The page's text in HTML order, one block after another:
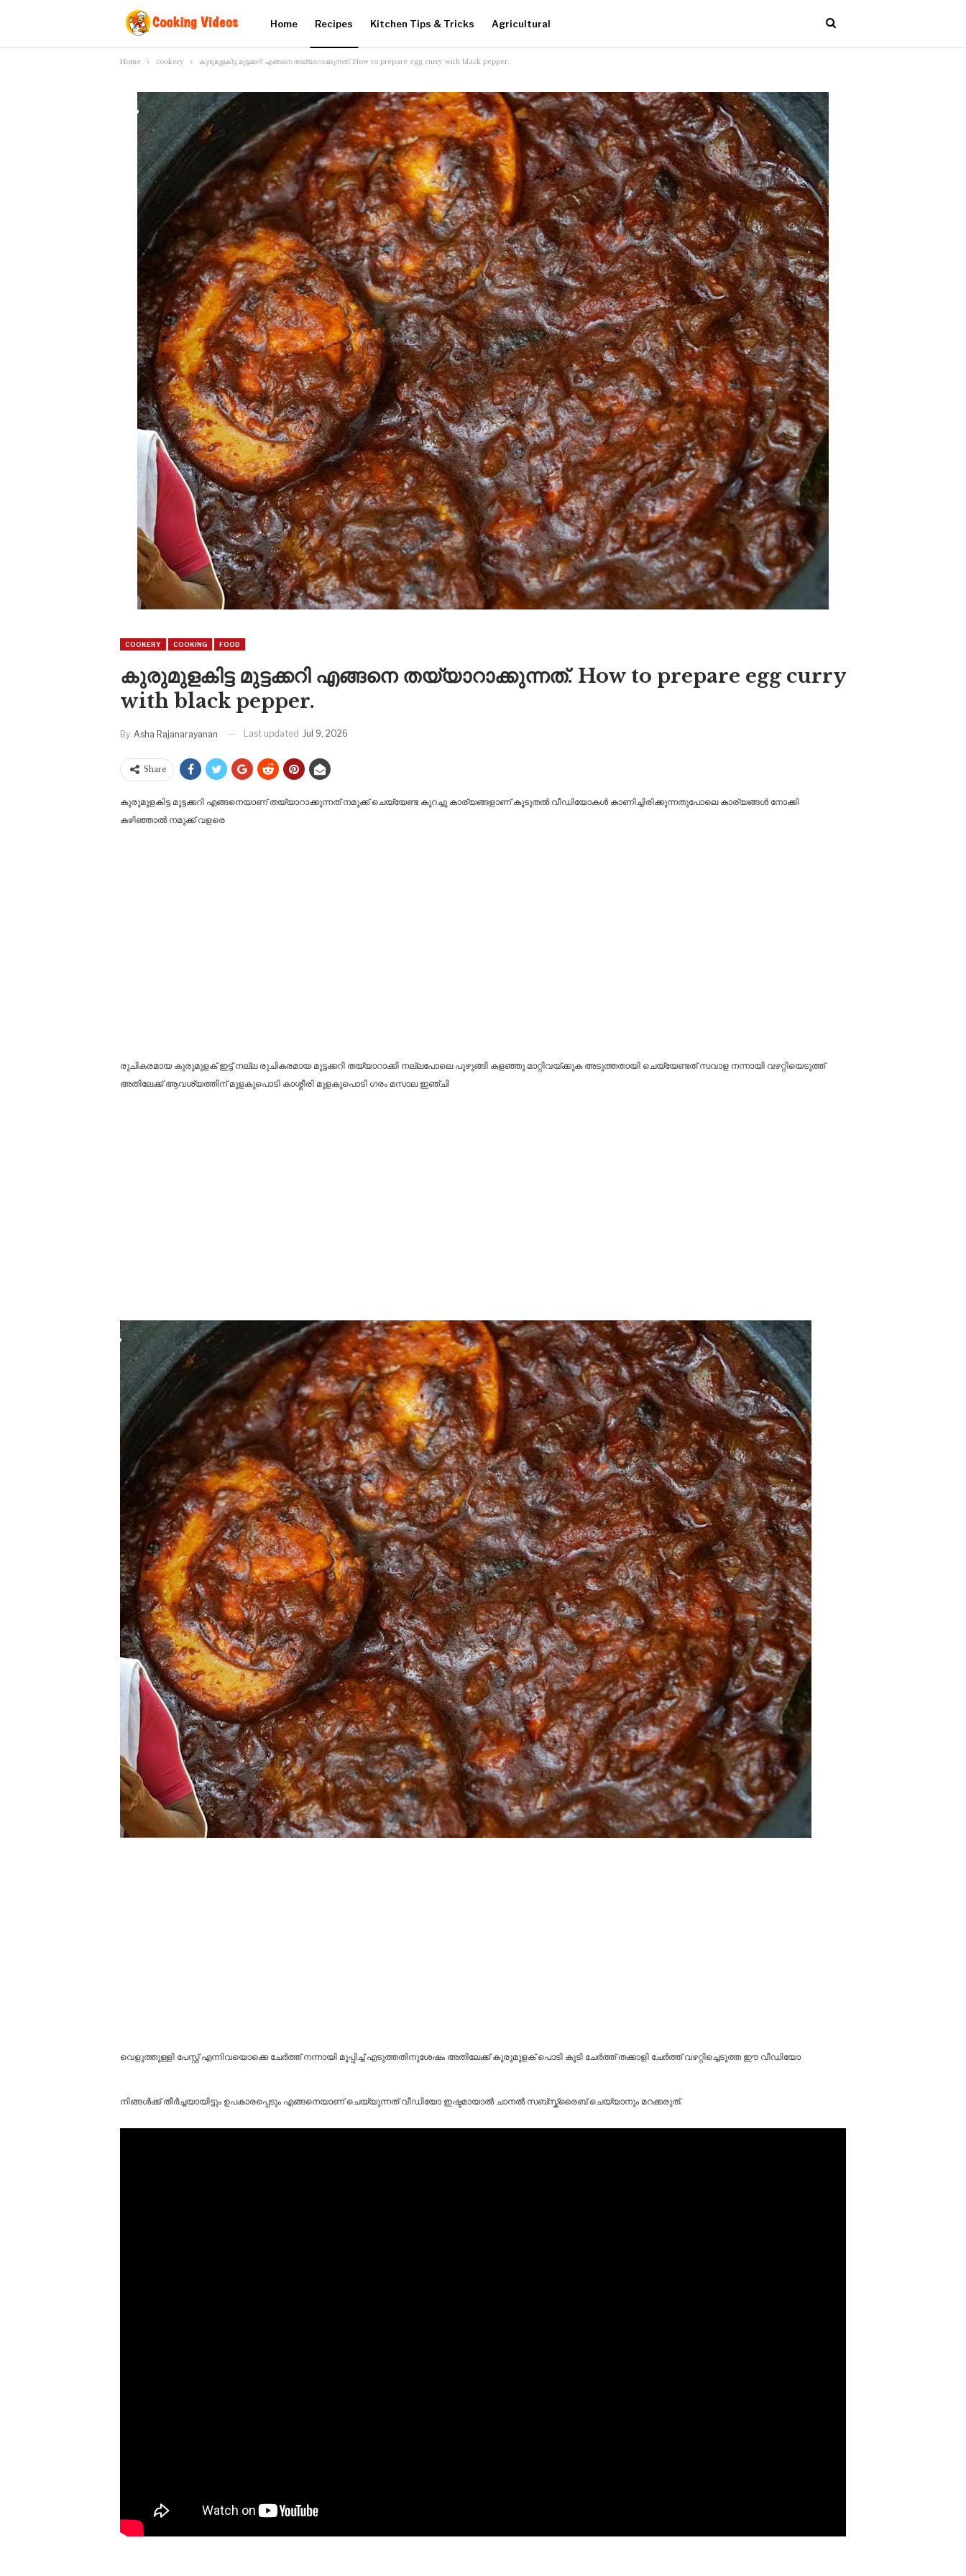
Home Recipes Kitchen Tips & Tricks Agricultural
Home cookery കുരുമുളകിട്ട മുട്ടക്കറി എങ്ങനെ തയ്യാറാക്കുന്നത്. How to prepare egg curry with black pepper.
COOKERY COOKING FOOD
കുരുമുളകിട്ട മുട്ടക്കറി എങ്ങനെ തയ്യാറാക്കുന്നത്. How to prepare egg curry
with black pepper.
By Asha Rajanarayanan Last updated Jul 9, 2026
Share
കുരുമുളകിട്ട മുട്ടക്കറി എങ്ങനെയാണ് തയ്യാറാക്കുന്നത് നമുക്ക് ചെയ്യേണ്ട കുറച്ചു കാര്യങ്ങളാണ് കൂടുതൽ വീഡിയോകൾ കാണിച്ചിരിക്കുന്നതുപോലെ കാര്യങ്ങൾ നോക്കി
കഴിഞ്ഞാൽ നമുക്ക് വളരെ
രുചികരമായ കുരുമുളക് ഇട്ട് നല്ല രുചികരമായ മുട്ടക്കറി തയ്യാറാക്കി നല്ലപോലെ പുഴുങ്ങി കളഞ്ഞു മാറ്റിവയ്ക്കുക അടുത്തതായി ചെയ്യേണ്ടത് സവാള നന്നായി വഴറ്റിയെടുത്ത്
അതിലേക്ക് ആവശ്യത്തിന് മുളകുപൊടി കാശ്മീരി മുളകുപൊടി ഗരം മസാല ഇഞ്ചി
വെളുത്തുള്ളി പേസ്റ്റ് എന്നിവയൊക്കെ ചേർത്ത് നന്നായി മൂപ്പിച്ച് എടുത്തതിനുശേഷം അതിലേക്ക് കുരുമുളക് പൊടി കൂടി ചേർത്ത് തക്കാളി ചേർത്ത് വഴറ്റിച്ചെടുത്ത ഈ വീഡിയോ
നിങ്ങൾക്ക് തീർച്ചയായിട്ടും ഉപകാരപ്പെടും എങ്ങനെയാണ് ചെയ്യുന്നത് വീഡിയോ ഇഷ്ടമായാൽ ചാനൽ സബ്സ്ക്രൈബ് ചെയ്യാനും മറക്കരുത്.